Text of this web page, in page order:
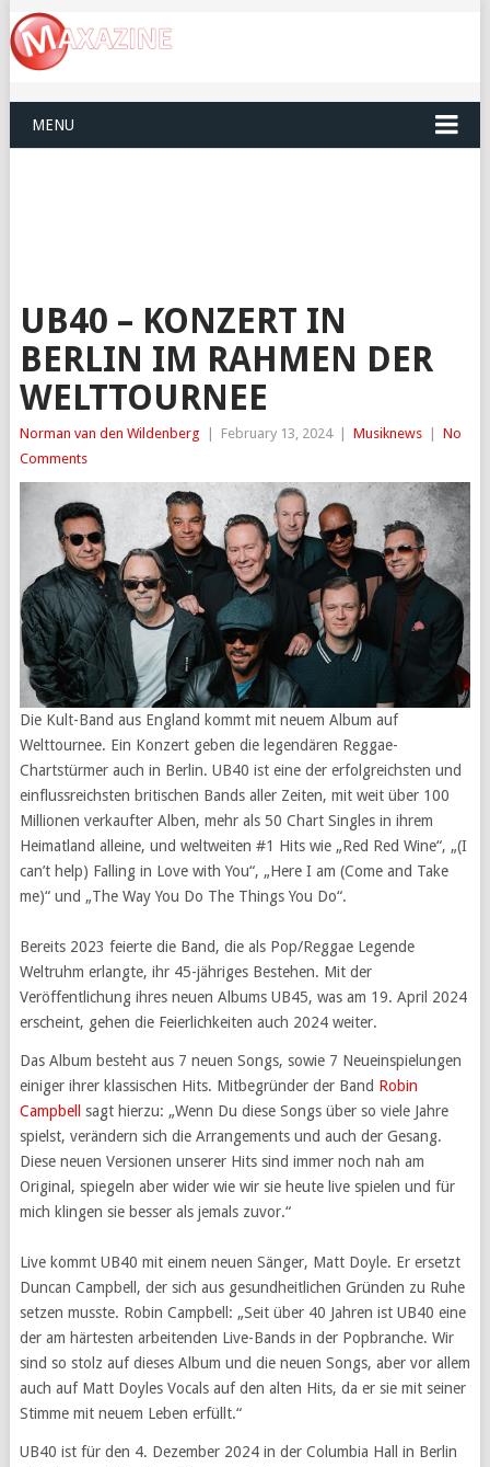
MENU
UB40 – KONZERT IN
BERLIN IM RAHMEN DER
WELTTOURNEE
Norman van den Wildenberg February 13, 2024 Musiknews
No
Comments
Die Kult-Band aus England kommt mit neuem Album auf
Welttournee. Ein Konzert geben die legendären Reggae-
Chartstürmer auch in Berlin. UB40 ist eine der erfolgreichsten und
einflussreichsten britischen Bands aller Zeiten, mit weit über 100
Millionen verkaufter Alben, mehr als 50 Chart Singles in ihrem
Heimatland alleine, und weltweiten #1 Hits wie „Red Red Wine“, „(I
can’t help) Falling in Love with You“, „Here I am (Come and Take
me)“ und „The Way You Do The Things You Do“.
Bereits 2023 feierte die Band, die als Pop/Reggae Legende
Weltruhm erlangte, ihr 45-jähriges Bestehen. Mit der
Veröffentlichung ihres neuen Albums UB45, was am 19. April 2024
erscheint, gehen die Feierlichkeiten auch 2024 weiter.
Das Album besteht aus 7 neuen Songs, sowie 7 Neueinspielungen
einiger ihrer klassischen Hits. Mitbegründer der Band Robin
Campbell
sagt hierzu: „Wenn Du diese Songs über so viele Jahre
spielst, verändern sich die Arrangements und auch der Gesang.
Diese neuen Versionen unserer Hits sind immer noch nah am
Original, spiegeln aber wider wie wir sie heute live spielen und für
mich klingen sie besser als jemals zuvor.“
Live kommt UB40 mit einem neuen Sänger, Matt Doyle. Er ersetzt
Duncan Campbell, der sich aus gesundheitlichen Gründen zu Ruhe
setzen musste. Robin Campbell: „Seit über 40 Jahren ist UB40 eine
der am härtesten arbeitenden Live-Bands in der Popbranche. Wir
sind so stolz auf dieses Album und die neuen Songs, aber vor allem
auch auf Matt Doyles Vocals auf den alten Hits, da er sie mit seiner
Stimme mit neuem Leben erfüllt.“
UB40 ist für den 4. Dezember 2024 in der Columbia Hall in Berlin